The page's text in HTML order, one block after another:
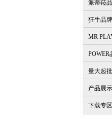
派蒂菈
狂牛品牌
MR
POWER
量大起批
产品展
下载专区